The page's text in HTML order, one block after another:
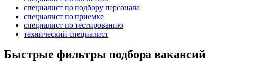
специалист по подбору персонала
специалист по приемке
специалист по тестированию
технический специалист
Быстрые фильтры подбора вакансий